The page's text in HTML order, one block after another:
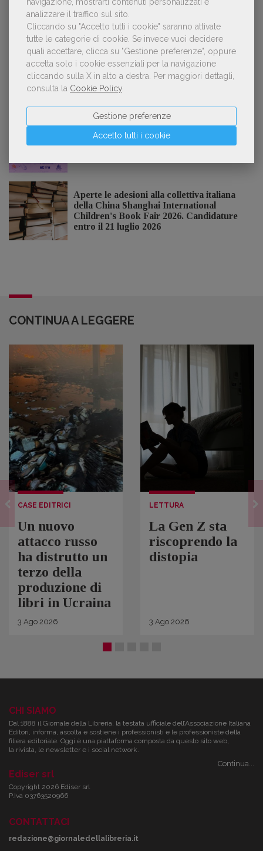
analizzare il traffico sul sito.
Cliccando su "Accetto tutti i cookie" saranno attivate
tutte le categorie di cookie. Se invece vuoi decidere
quali accettare, clicca su "Gestione preferenze", oppure
accetta solo i cookie essenziali per la navigazione
cliccando sulla X in alto a destra.
Per maggiori dettagli,
consulta la Cookie Policy
Accetto tutti i cookie
Gestione preferenze
Kobo ha rifiutato il 45% dei testi ricevuti per
sospetto utilizzo dell’IA
NOTIZIE DALL'AIE
Il Premio Inge Feltrinelli apre le
Aperte le adesioni alla collettiva italiana
della China Shanghai International
Children's Book Fair 2026. Candidature
entro il 21 luglio 2026
CONTINUA A LEGGERE
CASE EDITRICI
Un nuovo
attacco russo
ha distrutto un
terzo della
produzione di
libri in Ucraina
3 Ago 2026
LETTURA
La Gen Z sta
riscoprendo la
distopia
3 Ago 2026
CHI SIAMO
Dal 1888 il Giornale della Libreria, la testata ufficiale dell’Associazione Italiana
Editori, informa, ascolta e sostiene i professionisti e le professioniste della
filiera editoriale. Oggi è una piattaforma composta da questo sito web,
la rivista, le newsletter e i social network.
Continua...
Ediser srl
Copyright 2026 Ediser srl
P.Iva 03763520966
CONTATTACI
redazione@giornaledellalibreria.it